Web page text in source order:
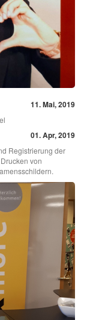
11. Mai, 2019
01. Apr, 2019
Registrierung der
von